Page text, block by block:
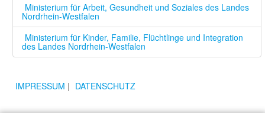
Ministerium für Arbeit, Gesundheit und Soziales des Landes
Nordrhein-Westfalen
Ministerium für Kinder, Familie, Flüchtlinge und Integration
des Landes Nordrhein-Westfalen
IMPRESSUM | DATENSCHUTZ